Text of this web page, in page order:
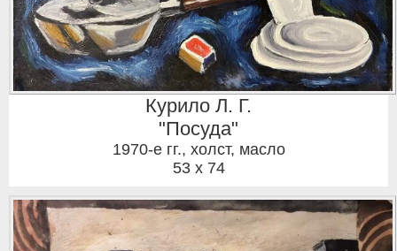
Курило Л. Г.
"Посуда"
1970-е гг., холст, масло
53 x 74